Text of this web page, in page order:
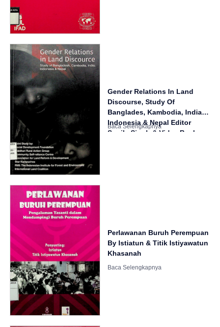
Gender Relations In Land
Discourse, Study Of
Banglades, Kambodia, Indian,
Indonesia & Nepal Editor
Sunila Singh & Vidya Bushan
Perlawanan Buruh Perempuan
By Istiatun & Titik Istiyawatun
Khasanah